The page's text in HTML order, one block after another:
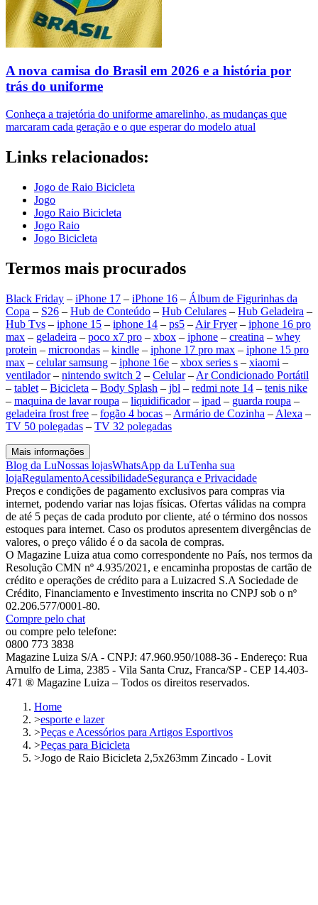
A nova camisa do Brasil em 2026 e a história por
trás do uniforme
Conheça a trajetória do uniforme amarelinho, as mudanças que
marcaram cada geração e o que esperar do modelo atual
Links relacionados:
Jogo de Raio Bicicleta
Jogo
Jogo Raio Bicicleta
Jogo Raio
Jogo Bicicleta
Termos mais procurados
Black Friday – iPhone 17 – iPhone 16 – Álbum de Figurinhas da
Copa – S26 – Hub de Conteúdo – Hub Celulares – Hub Geladeira –
Hub Tvs – iphone 15 – iphone 14 – ps5 – Air Fryer– iphone 16 pro
max – geladeira – poco x7 pro – xbox – iphone – creatina – whey
protein – microondas – kindle – iphone 17 pro max – iphone 15 pro
max – celular samsung – iphone 16e – xbox series s – xiaomi –
ventilador– nintendo switch 2 – Celular– Ar Condicionado Portátil
– tablet – Bicicleta – Body Splash – jbl – redmi note 14 – tenis nike
– maquina de lavar roupa – liquidificador– ipad – guarda roupa –
geladeira frost free – fogão 4 bocas – Armário de Cozinha – Alexa –
TV 50 polegadas – TV 32 polegadas
Mais informações
Blog da LuNossas lojasWhatsApp da LuTenha sua
lojaRegulamentoAcessibilidadeSegurança e Privacidade
Preços e condições de pagamento exclusivos para compras via
internet, podendo variar nas lojas físicas. Ofertas válidas na compra
de até 5 peças de cada produto por cliente, até o término dos nossos
estoques para internet. Caso os produtos apresentem divergências de
valores, o preço válido é o da sacola de compras.
O Magazine Luiza atua como correspondente no País, nos termos da
Resolução CMN nº 4.935/2021, e encaminha propostas de cartão de
crédito e operações de crédito para a Luizacred S.A Sociedade de
Crédito, Financiamento e Investimento inscrita no CNPJ sob o nº
02.206.577/0001-80.
Compre pelo chat
ou compre pelo telefone:
0800 773 3838
Magazine Luiza S/A - CNPJ: 47.960.950/1088-36 - Endereço: Rua
Arnulfo de Lima, 2385 - Vila Santa Cruz, Franca/SP - CEP 14.403-
471 ® Magazine Luiza – Todos os direitos reservados.
Home
>esporte e lazer
>Peças e Acessórios para Artigos Esportivos
>Peças para Bicicleta
>Jogo de Raio Bicicleta 2,5x263mm Zincado - Lovit